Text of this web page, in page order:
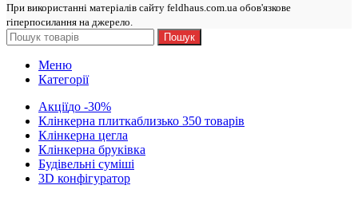
При використанні матеріалів сайту feldhaus.com.ua обов'язкове
гіперпосилання на джерело.
Пошук
Меню
Категорії
Акціїдо -30%
Клінкерна плиткаблизько 350 товарів
Клінкерна цегла
Клінкерна бруківка
Будівельні суміші
3D конфігуратор